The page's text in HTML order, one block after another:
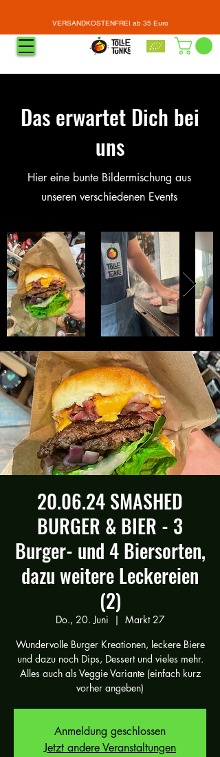
VERSANDKOSTENFREI ab 35 Euro
Das erwartet Dich bei
uns
Hier eine bunte Bildermischung aus
unseren verschiedenen Events
20.06.24 SMASHED
BURGER & BIER - 3
Burger- und 4 Biersorten,
dazu weitere Leckereien
(2)
Do., 20. Juni
  |
Markt 27
Wundervolle Burger Kreationen, leckere Biere
und dazu noch Dips, Dessert und vieles mehr.
Alles auch als Veggie Variante (einfach kurz
vorher angeben)
Anmeldung geschlossen
Jetzt andere Veranstaltungen